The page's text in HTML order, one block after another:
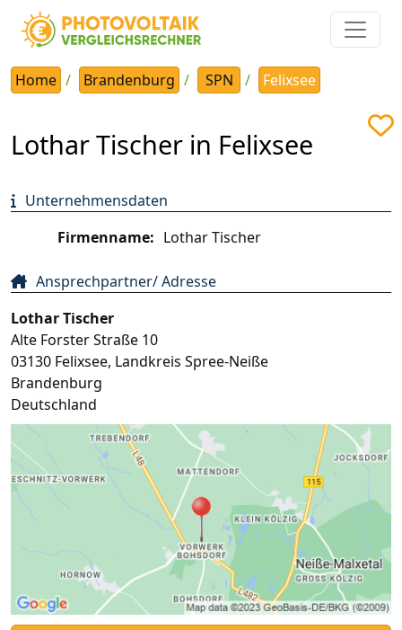
Home Brandenburg SPN Felixsee
Lothar Tischer in Felixsee
Unternehmensdaten
Firmenname: Lothar Tischer
Ansprechpartner/ Adresse
Lothar Tischer
Alte Forster Straße 10
03130 Felixsee, Landkreis Spree-Neiße
Brandenburg
Deutschland